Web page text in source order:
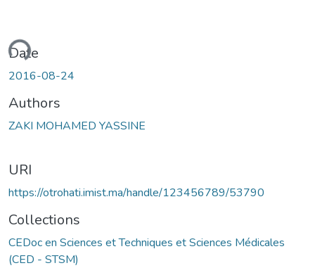
Date
2016-08-24
Authors
ZAKI MOHAMED YASSINE
URI
https://otrohati.imist.ma/handle/123456789/53790
Collections
CEDoc en Sciences et Techniques et Sciences Médicales
(CED - STSM)